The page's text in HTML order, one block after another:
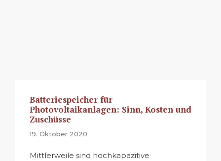
Batteriespeicher für
Photovoltaikanlagen: Sinn, Kosten und
Zuschüsse
19. Oktober 2020
Mittlerweile sind hochkapazitive